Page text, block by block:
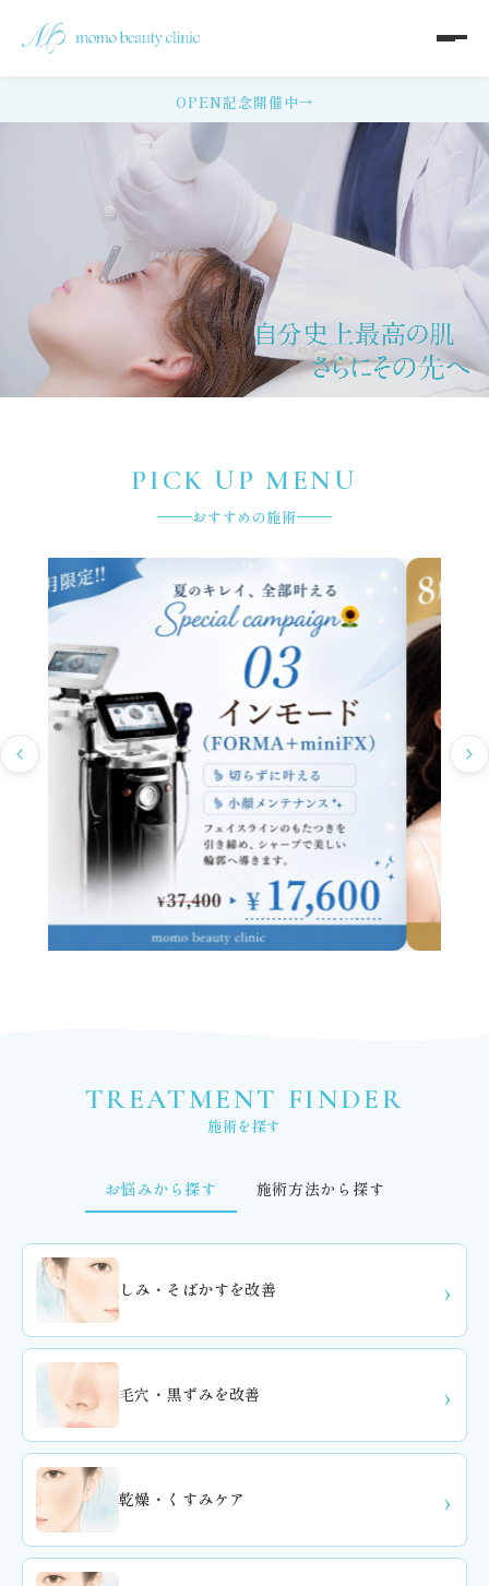
OPEN記念開催中→
PICK UP MENU
おすすめの施術
TREATMENT FINDER
施術を探す
お悩みから探す 施術方法から探す
しみ・そばかすを改善
毛穴・黒ずみを改善
乾燥・くすみケア